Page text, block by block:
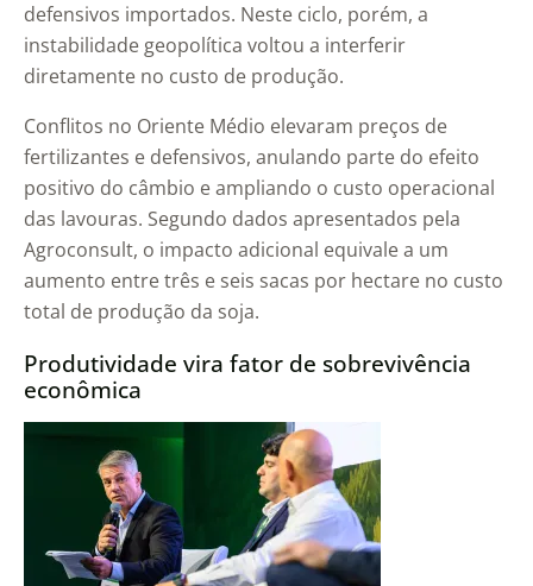
defensivos importados. Neste ciclo, porém, a
instabilidade geopolítica voltou a interferir
diretamente no custo de produção.
Conflitos no Oriente Médio elevaram preços de
fertilizantes e defensivos, anulando parte do efeito
positivo do câmbio e ampliando o custo operacional
das lavouras. Segundo dados apresentados pela
Agroconsult, o impacto adicional equivale a um
aumento entre três e seis sacas por hectare no custo
total de produção da soja.
Produtividade vira fator de sobrevivência
econômica